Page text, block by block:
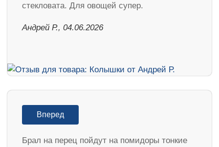
стекловата. Для овощей супер.
Андрей Р., 04.06.2026
Вперед
Брал на перец пойдут на помидоры тонкие